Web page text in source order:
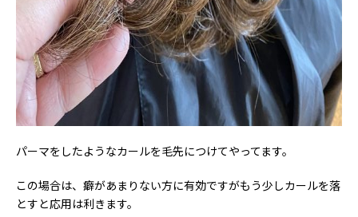
パーマをしたようなカールを毛先につけてやってます。
この場合は、癖があまりない方に有効ですがもう少しカールを落
とすと応用は利きます。